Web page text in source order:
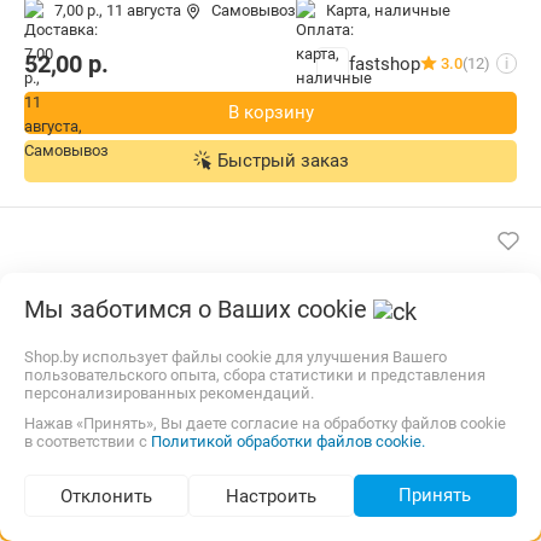
Подбор по параметрам (338)
7,00 р., 11 августа Самовывоз карта, наличные
52,00 р. fastshop 3.0(12) i
В корзину
Быстрый заказ
Аромадиффузор Areon Sticks Sunny Home (150 мл)
Мы заботимся о Ваших cookie
Shop.by использует файлы cookie для улучшения Вашего
пользовательского опыта, сбора статистики и представления
персонализированных рекомендаций.
Нажав «Принять», Вы даете согласие на обработку файлов cookie
в соответствии с Политикой обработки файлов cookie.
Отклонить Настроить Принять